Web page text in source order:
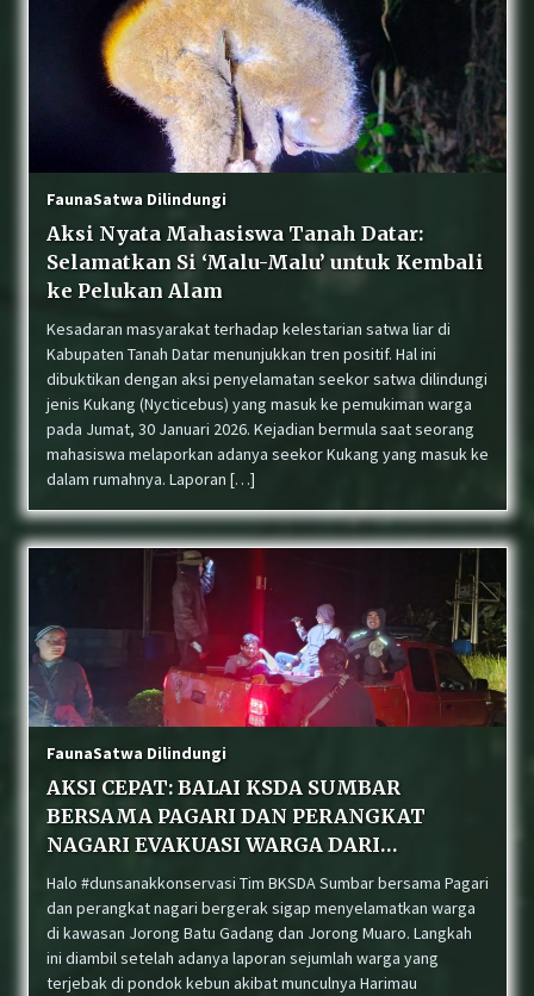
FaunaSatwa Dilindungi
Aksi Nyata Mahasiswa Tanah Datar:
Selamatkan Si ‘Malu-Malu’ untuk Kembali
ke Pelukan Alam
Kesadaran masyarakat terhadap kelestarian satwa liar di
Kabupaten Tanah Datar menunjukkan tren positif. Hal ini
dibuktikan dengan aksi penyelamatan seekor satwa dilindungi
jenis Kukang (Nycticebus) yang masuk ke pemukiman warga
pada Jumat, 30 Januari 2026. Kejadian bermula saat seorang
mahasiswa melaporkan adanya seekor Kukang yang masuk ke
dalam rumahnya. Laporan […]
FaunaSatwa Dilindungi
AKSI CEPAT: BALAI KSDA SUMBAR
BERSAMA PAGARI DAN PERANGKAT
NAGARI EVAKUASI WARGA DARI
ANCAMAN HARIMAU SUMATERA
Halo #dunsanakkonservasi Tim BKSDA Sumbar bersama Pagari
dan perangkat nagari bergerak sigap menyelamatkan warga
di kawasan Jorong Batu Gadang dan Jorong Muaro. Langkah
ini diambil setelah adanya laporan sejumlah warga yang
terjebak di pondok kebun akibat munculnya Harimau